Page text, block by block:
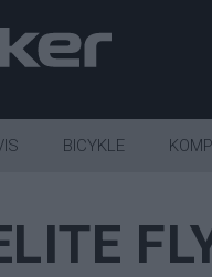
BICYKLE